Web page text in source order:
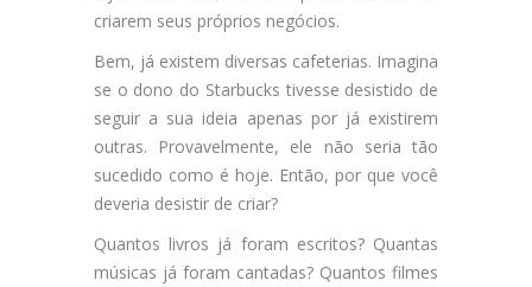
criarem seus próprios negócios.
Bem, já existem diversas cafeterias. Imagina
se o dono do Starbucks tivesse desistido de
seguir a sua ideia apenas por já existirem
outras. Provavelmente, ele não seria tão
sucedido como é hoje. Então, por que você
deveria desistir de criar?
Quantos livros já foram escritos? Quantas
músicas já foram cantadas? Quantos filmes